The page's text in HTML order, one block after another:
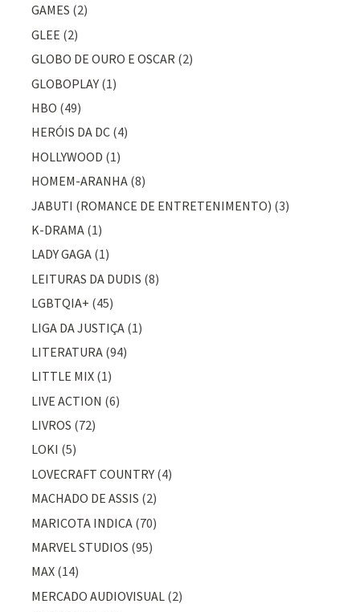
GAMES (2)
GLEE (2)
GLOBO DE OURO E OSCAR (2)
GLOBOPLAY (1)
HBO (49)
HERÓIS DA DC (4)
HOLLYWOOD (1)
HOMEM-ARANHA (8)
JABUTI (ROMANCE DE ENTRETENIMENTO) (3)
K-DRAMA (1)
LADY GAGA (1)
LEITURAS DA DUDIS (8)
LGBTQIA+ (45)
LIGA DA JUSTIÇA (1)
LITERATURA (94)
LITTLE MIX (1)
LIVE ACTION (6)
LIVROS (72)
LOKI (5)
LOVECRAFT COUNTRY (4)
MACHADO DE ASSIS (2)
MARICOTA INDICA (70)
MARVEL STUDIOS (95)
MAX (14)
MERCADO AUDIOVISUAL (2)